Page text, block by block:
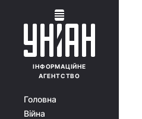
ІНФОРМАЦІЙНЕ
АГЕНТСТВО
Головна
Війна